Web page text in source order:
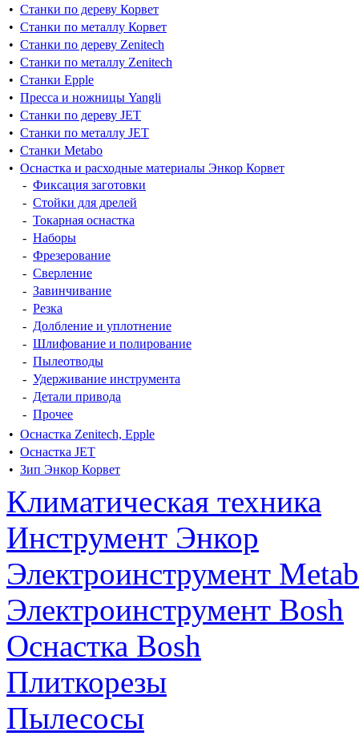
• Cтанки по дереву Корвет
• Станки по металлу Корвет
• Cтанки по дереву Zenitech
• Cтанки по металлу Zenitech
• Станки Epple
• Пресса и ножницы Yangli
• Станки по дереву JET
• Станки по металлу JET
• Станки Metabo
• Оснастка и расходные материалы Энкор Корвет
- Фиксация заготовки
- Стойки для дрелей
- Токарная оснастка
- Наборы
- Фрезерование
- Сверление
- Завинчивание
- Резка
- Долбление и уплотнение
- Шлифование и полирование
- Пылеотводы
- Удерживание инструмента
- Детали привода
- Прочее
• Оснастка Zenitech, Epple
• Оснастка JET
• Зип Энкор Корвет
Климатическая техника
Инструмент Энкор
Электроинструмент
Электроинструмент Bosh
Оснастка Bosh
Плиткорезы
Пылесосы